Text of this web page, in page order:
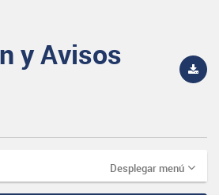
y Avisos
Desplegar menú